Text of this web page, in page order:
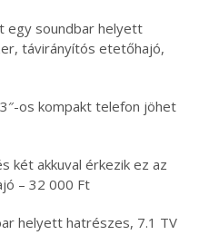
egy soundbar helyett
távirányítós etetőhajó,
os kompakt telefon jöhet
két akkuval érkezik ez az
– 32 000 Ft
helyett hatrészes, 7.1 TV